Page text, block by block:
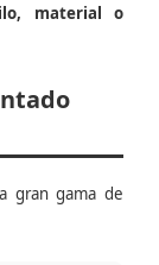
material o
gran gama de